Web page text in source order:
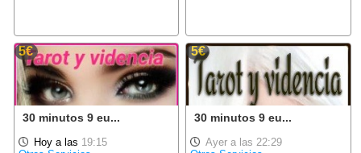
5€
30 minutos 9 eu...
Hoy a las 19:15
5€
30 minutos 9 eu...
Ayer a las 22:29